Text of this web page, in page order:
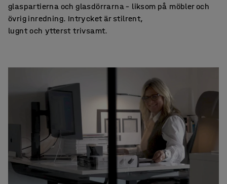
glaspartierna och glasdörrarna – liksom på möbler och
övrig inredning. Intrycket är stilrent,
lugnt och ytterst trivsamt.